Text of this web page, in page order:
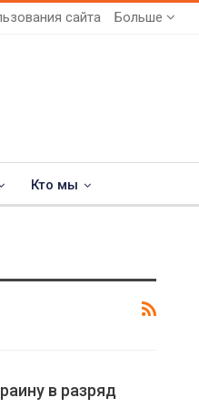
сайта Больше
Кто мы
в разряд